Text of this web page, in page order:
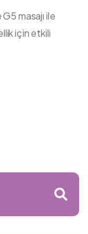
masajı ile
için etkili